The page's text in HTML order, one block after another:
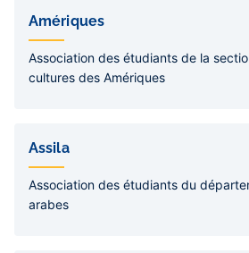
Amériques
Association des étudiants de la
cultures des Amériques
Assila
Association des étudiants du
arabes